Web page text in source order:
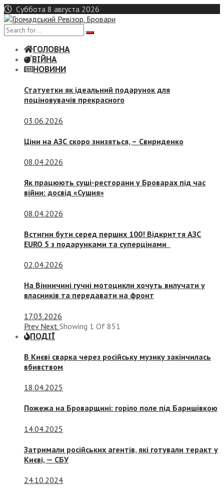
Skip
to
content
Суббота 8 августа 2026
ГОЛОВНА
ВІЙНА
НОВИНИ
Статуетки як ідеальний подарунок для
поціновувачів прекрасного
03.06.2026
Ціни на АЗС скоро знизяться, – Свириденко
08.04.2026
Як працюють суші-ресторани у Броварах під час
війни: досвід «Сушия»
08.04.2026
Встигни бути серед перших 100! Відкриття АЗС
EURO 5 з подарунками та суперцінами
02.04.2026
На Вінничині гучні мотоцикли хочуть вилучати у
власників та передавати на фронт
17.03.2026
Prev Next Showing 1 Of 851
ПОДІЇ
В Києві сварка через російську музику закінчилась
вбивством
18.04.2025
Пожежа на Броварщині: горіло поле під Баришівкою
14.04.2025
Затримали російських агентів, які готували теракт у
Києві, — СБУ
24.10.2024